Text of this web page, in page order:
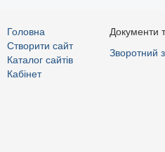
Головна
Створити сайт
Каталог сайтів
Кабінет
Документи
Зворотний